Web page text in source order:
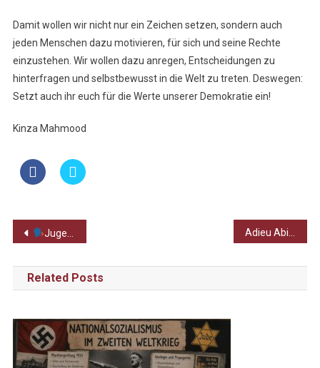
Damit wollen wir nicht nur ein Zeichen setzen, sondern auch
jeden Menschen dazu motivieren, für sich und seine Rechte
einzustehen. Wir wollen dazu anregen, Entscheidungen zu
hinterfragen und selbstbewusst in die Welt zu treten. Deswegen:
Setzt auch ihr euch für die Werte unserer Demokratie ein!
Kinza Mahmood
Beitragsnavigation
Jugend debattiert – Landesqualifiaktion Adieu Abinauten – ein Rückblick auf die Mottowoche
Related Posts